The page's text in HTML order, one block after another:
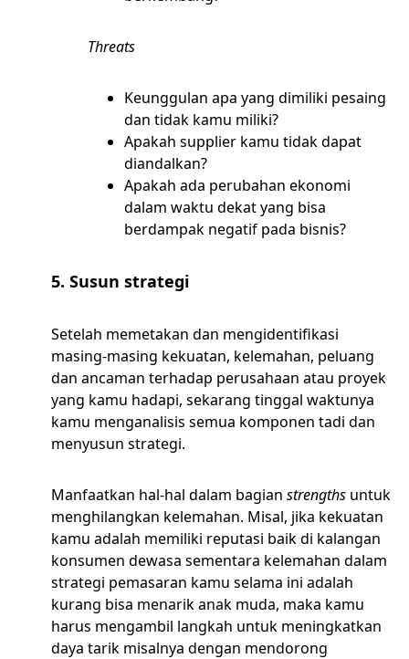
Threats
Keunggulan apa yang dimiliki pesaing
dan tidak kamu miliki?
Apakah supplier kamu tidak dapat
diandalkan?
Apakah ada perubahan ekonomi
dalam waktu dekat yang bisa
berdampak negatif pada bisnis?
5. Susun strategi
Setelah memetakan dan mengidentifikasi
masing-masing kekuatan, kelemahan, peluang
dan ancaman terhadap perusahaan atau proyek
yang kamu hadapi, sekarang tinggal waktunya
kamu menganalisis semua komponen tadi dan
menyusun strategi.
Manfaatkan hal-hal dalam bagian strengths untuk
menghilangkan kelemahan. Misal, jika kekuatan
kamu adalah memiliki reputasi baik di kalangan
konsumen dewasa sementara kelemahan dalam
strategi pemasaran kamu selama ini adalah
kurang bisa menarik anak muda, maka kamu
harus mengambil langkah untuk meningkatkan
daya tarik misalnya dengan mendorong